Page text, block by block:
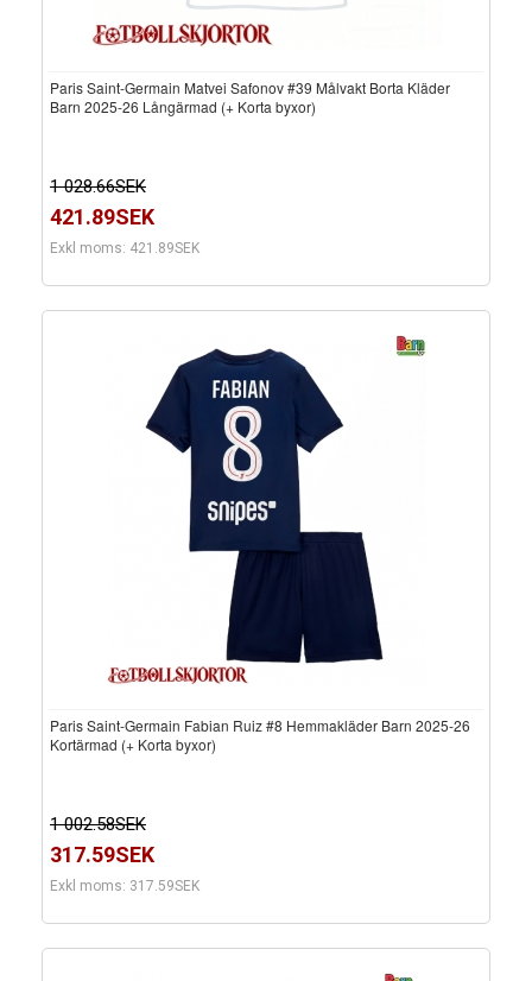
Paris Saint-Germain Matvei Safonov #39 Målvakt Borta Kläder
Barn 2025-26 Långärmad (+ Korta byxor)
1 028.66SEK
421.89SEK
Exkl moms: 421.89SEK
Paris Saint-Germain Fabian Ruiz #8 Hemmakläder Barn 2025-26
Kortärmad (+ Korta byxor)
1 002.58SEK
317.59SEK
Exkl moms: 317.59SEK